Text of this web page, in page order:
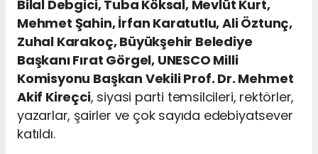
Bilal Debgici, Tuba Köksal, Mevlüt Kurt,
Mehmet Şahin, İrfan Karatutlu, Ali Öztunç,
Zuhal Karakoç, Büyükşehir Belediye
Başkanı Fırat Görgel, UNESCO Milli
Komisyonu Başkan Vekili Prof. Dr. Mehmet
Akif Kireçci, siyasi parti temsilcileri, rektörler,
yazarlar, şairler ve çok sayıda edebiyatsever
katıldı.